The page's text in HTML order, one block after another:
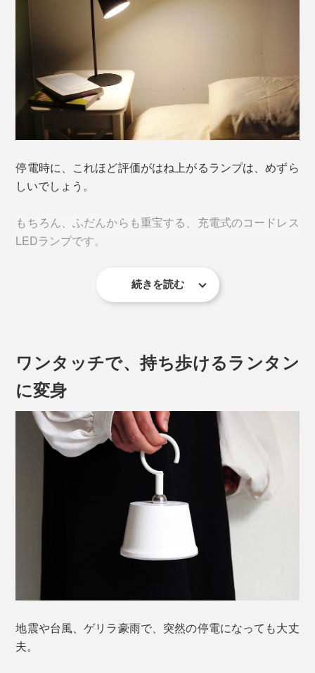
停電時に、これほど評価がはね上がるランプは、めずら
しいでしょう。
もちろん、ふだんからも重宝する、充電式のコードレス
LEDランプです。
『LED Magnecco（LEDマグネッコ）』は、ランプ本体
に、マグネット入り。
専用スタンドのボール部分に、ワンタッチでセット。ラ
ンプ本体をくっつけたまま、グルグル動かせるから、光
の向きを自在に変えることもできます。
続きを読む
ワンタッチで、持ち歩けるランタン
に変身
地震や台風、ゲリラ豪雨で、突然の停電になっても大丈
夫。